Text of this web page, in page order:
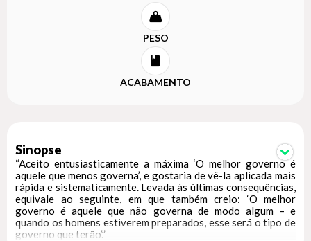
PESO
ACABAMENTO
Sinopse
“Aceito entusiasticamente a máxima ‘O melhor governo é
aquele que menos governa’, e gostaria de vê-la aplicada mais
rápida e sistematicamente. Levada às últimas consequências,
equivale ao seguinte, em que também creio: ‘O melhor
governo é aquele que não governa de modo algum – e
quando os homens estiverem preparados, esse será o tipo de
governo que terão’.”